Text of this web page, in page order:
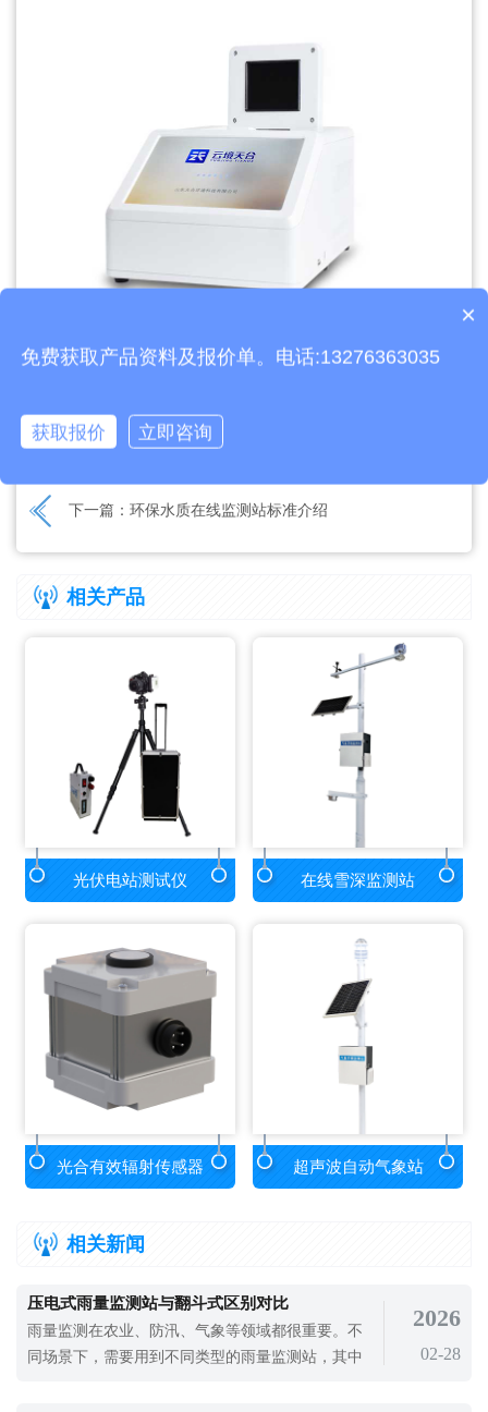
下一篇： 环保水质在线监测站标准介绍
相关产品
光伏电站测试仪 在线雪深监测站
光合有效辐射传感器 超声波自动气象站
相关新闻
压电式雨量监测站与翻斗式区别对比
雨量监测在农业、防汛、气象等领域都很重要。不
同场景下，需要用到不同类型的雨量监测站，其中
2026
02-28
产品包含安装吗？
×
免费获取产品资料及报价单。电话:13276363035
获取报价 立即咨询